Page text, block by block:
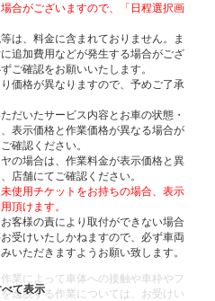
合がございますので、「日程選択画
は、料金に含まれておりません。ま
追加費用などが発生する場合がござ
ご確認をお願いいたします。
価格が異なりますので、予めご了承
だいたサービス内容とお車の状態・
表示価格と作業価格が異なる場合が
確認ください。
の場合は、作業料金が表示価格と異
店舗にてご確認ください。
使用チケットをお持ちの場合、表示
頂けます。
客様の責により取付ができない場合
受けいたしかねますので、必ず車両
いただきますようお願い致します。
業によって車体への接触や車枠やフ
逸脱する作業については、お受けい